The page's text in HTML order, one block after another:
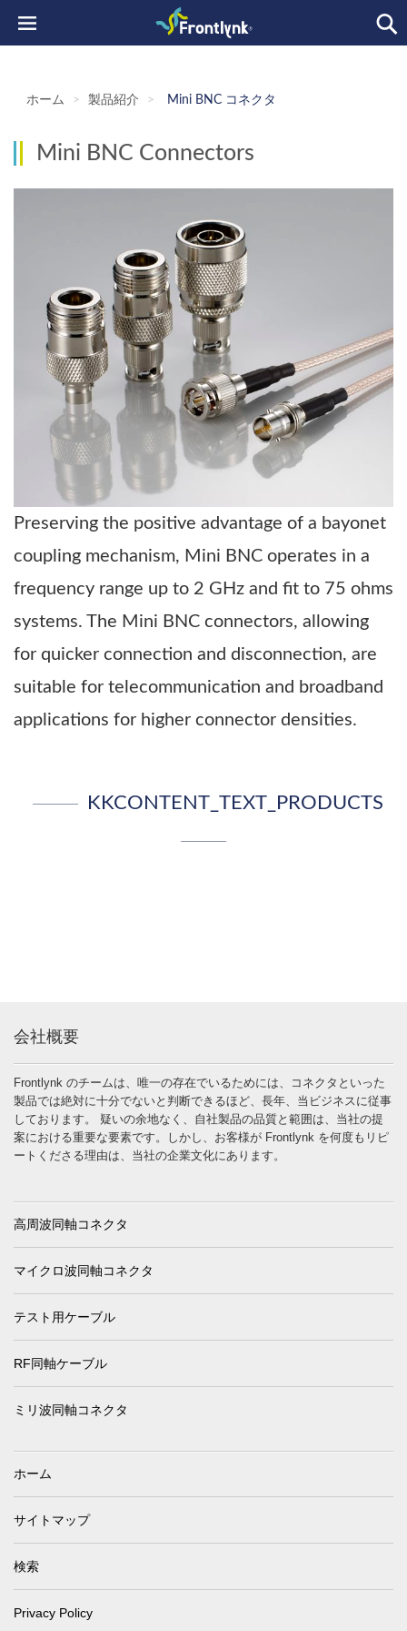
ホーム > 製品紹介 > Mini BNC コネクタ
Mini BNC Connectors
Preserving the positive advantage of a bayonet
coupling mechanism, Mini BNC operates in a
frequency range up to 2 GHz and fit to 75 ohms
systems. The Mini BNC connectors, allowing
for quicker connection and disconnection, are
suitable for telecommunication and broadband
applications for higher connector densities.
KKCONTENT_TEXT_PRODUCTS
会社概要
Frontlynk のチームは、唯一の存在でいるためには、コネクタといった
製品では絶対に十分でないと判断できるほど、長年、当ビジネスに従事
しております。 疑いの余地なく、自社製品の品質と範囲は、当社の提
案における重要な要素です。しかし、お客様が Frontlynk を何度もリピ
ートくださる理由は、当社の企業文化にあります。
高周波同軸コネクタ
マイクロ波同軸コネクタ
テスト用ケーブル
RF同軸ケーブル
ミリ波同軸コネクタ
ホーム
サイトマップ
検索
Privacy Policy